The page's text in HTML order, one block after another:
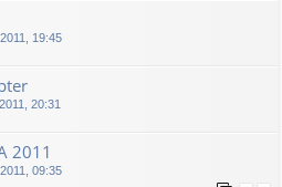
19:45
20:31
2011
09:35